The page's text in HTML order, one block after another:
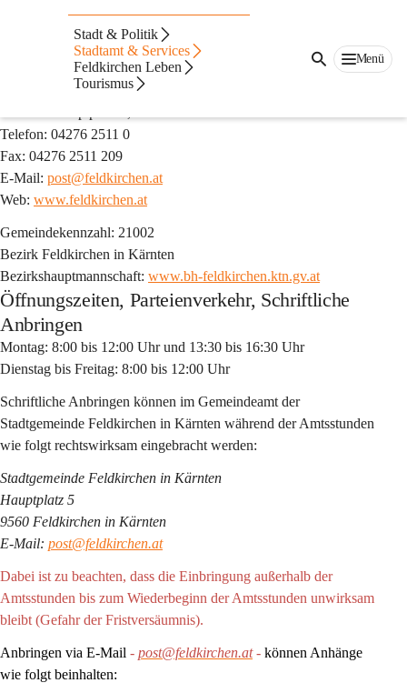
Stadt & Politik
Stadtamt & Services
Feldkirchen Leben
Tourismus
Menü
Allgemeines
Stadtgemeinde Feldkirchen in Kärnten
Telefon: 04276 2511 0
Fax: 04276 2511 209
E-Mail: post@feldkirchen.at
Web: www.feldkirchen.at
Gemeindekennzahl: 21002
Bezirk Feldkirchen in Kärnten
Bezirkshauptmannschaft: www.bh-feldkirchen.ktn.gv.at
Öffnungszeiten, Parteienverkehr, Schriftliche
Anbringen
Montag: 8:00 bis 12:00 Uhr und 13:30 bis 16:30 Uhr
Dienstag bis Freitag: 8:00 bis 12:00 Uhr
Schriftliche Anbringen können im Gemeindeamt der
Stadtgemeinde Feldkirchen in Kärnten während der Amtsstunden
wie folgt rechtswirksam eingebracht werden:
Stadtgemeinde Feldkirchen in Kärnten
Hauptplatz 5
9560 Feldkirchen in Kärnten
E-Mail: post@feldkirchen.at
Dabei ist zu beachten, dass die Einbringung außerhalb der
Amtsstunden bis zum Wiederbeginn der Amtsstunden unwirksam
bleibt (Gefahr der Fristversäumnis).
Anbringen via E-Mail - post@feldkirchen.at - können Anhänge
wie folgt beinhalten: